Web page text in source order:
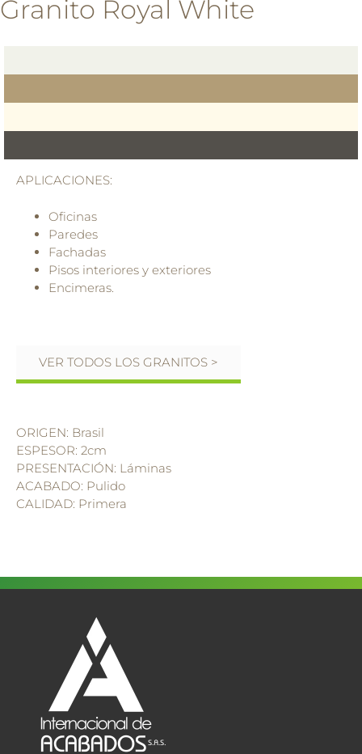
Granito Royal White
APLICACIONES:
Oficinas
Paredes
Fachadas
Pisos interiores y exteriores
Encimeras.
VER TODOS LOS GRANITOS >
ORIGEN: Brasil
ESPESOR: 2cm
PRESENTACIÓN: Láminas
ACABADO: Pulido
CALIDAD: Primera